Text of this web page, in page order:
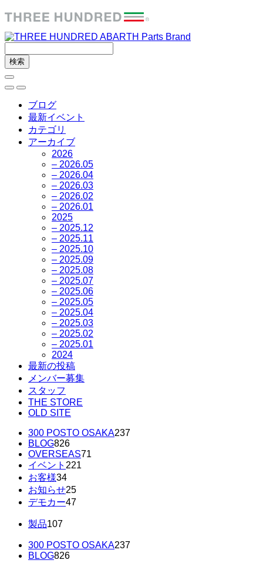
ブログ
最新イベント
カテゴリ
アーカイブ
2026
– 2026.05
– 2026.04
– 2026.03
– 2026.02
– 2026.01
2025
– 2025.12
– 2025.11
– 2025.10
– 2025.09
– 2025.08
– 2025.07
– 2025.06
– 2025.05
– 2025.04
– 2025.03
– 2025.02
– 2025.01
2024
最新の投稿
メンバー募集
スタッフ
THE STORE
OLD SITE
300 POSTO OSAKA237
BLOG826
OVERSEAS71
イベント 221
お客様34
お知らせ25
デモカー47
製品107
300 POSTO OSAKA237
BLOG826